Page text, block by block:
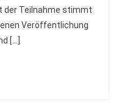
der Teilnahme stimmt
Veröffentlichung
[…]